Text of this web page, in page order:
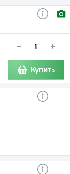
− +
Купить